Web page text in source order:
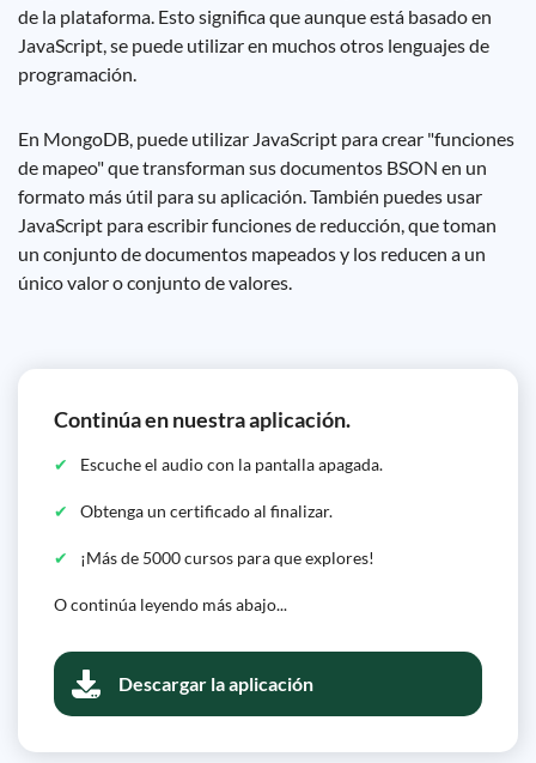
de la plataforma. Esto significa que aunque está basado en
JavaScript, se puede utilizar en muchos otros lenguajes de
programación.
En MongoDB, puede utilizar JavaScript para crear "funciones
de mapeo" que transforman sus documentos BSON en un
formato más útil para su aplicación. También puedes usar
JavaScript para escribir funciones de reducción, que toman
un conjunto de documentos mapeados y los reducen a un
único valor o conjunto de valores.
Continúa en nuestra aplicación.
Escuche el audio con la pantalla apagada.
Obtenga un certificado al finalizar.
¡Más de 5000 cursos para que explores!
O continúa leyendo más abajo...
Descargar la aplicación